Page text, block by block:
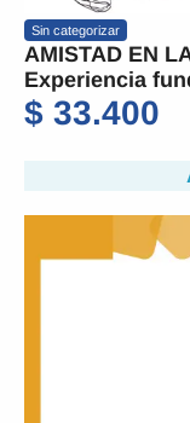
Sin categorizar
AMISTAD EN
Experiencia
$ 33.400